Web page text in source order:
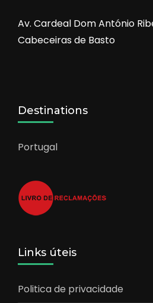
Av. Cardeal Dom António
Cabeceiras de Basto
Destinations
Portugal
Links úteis
Politica de privacidade